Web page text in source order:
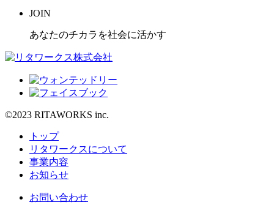
JOIN
あなたのチカラを社会に活かす
©2023 RITAWORKS inc.
トップ
リタワークスについて
事業内容
お知らせ
お問い合わせ